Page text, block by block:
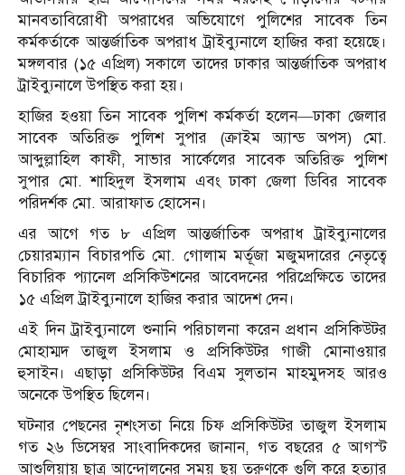
মানবতাবিরোধী অপরাধের অভিযোগে পুলিশের সাবেক তিন
কর্মকর্তাকে আন্তর্জাতিক অপরাধ ট্রাইব্যুনালে হাজির করা হয়েছে।
মঙ্গলবার (১৫ এপ্রিল) সকালে তাদের ঢাকার আন্তর্জাতিক অপরাধ
ট্রাইব্যুনালে উপস্থিত করা হয়।
হাজির হওয়া তিন সাবেক পুলিশ কর্মকর্তা হলেন—ঢাকা জেলার
সাবেক অতিরিক্ত পুলিশ সুপার (ক্রাইম অ্যান্ড অপস) মো.
আব্দুল্লাহিল কাফী, সাভার সার্কেলের সাবেক অতিরিক্ত পুলিশ
সুপার মো. শাহিদুল ইসলাম এবং ঢাকা জেলা ডিবির সাবেক
পরিদর্শক মো. আরাফাত হোসেন।
এর আগে গত ৮ এপ্রিল আন্তর্জাতিক অপরাধ ট্রাইব্যুনালের
চেয়ারম্যান বিচারপতি মো. গোলাম মর্তূজা মজুমদারের নেতৃত্বে
বিচারিক প্যানেল প্রসিকিউশনের আবেদনের পরিপ্রেক্ষিতে তাদের
১৫ এপ্রিল ট্রাইব্যুনালে হাজির করার আদেশ দেন।
এই দিন ট্রাইব্যুনালে শুনানি পরিচালনা করেন প্রধান প্রসিকিউটর
মোহাম্মদ তাজুল ইসলাম ও প্রসিকিউটর গাজী মোনাওয়ার
হুসাইন। এছাড়া প্রসিকিউটর বিএম সুলতান মাহমুদসহ আরও
অনেকে উপস্থিত ছিলেন।
ঘটনার পেছনের নৃশংসতা নিয়ে চিফ প্রসিকিউটর তাজুল ইসলাম
গত ২৬ ডিসেম্বর সাংবাদিকদের জানান, গত বছরের ৫ আগস্ট
আশুলিয়ায় ছাত্র আন্দোলনের সময় ছয় তরুণকে গুলি করে হত্যার